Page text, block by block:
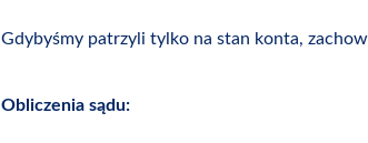
Gdybyśmy patrzyli tylko na stan konta,
Obliczenia sądu: